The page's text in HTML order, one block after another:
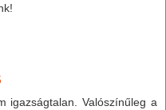
igazságtalan. Valószínűleg a